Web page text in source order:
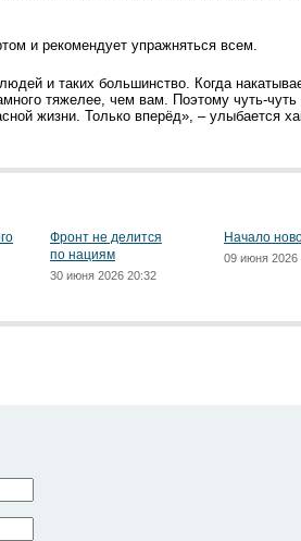
и рекомендует упражняться всем.
и таких большинство. Когда
тяжелее, чем вам. Поэтому чуть-чуть
жизни. Только вперёд», – улыбается
Фронт не делится
по нациям
30 июня 2026 20:32
Начало
09 июня 2026